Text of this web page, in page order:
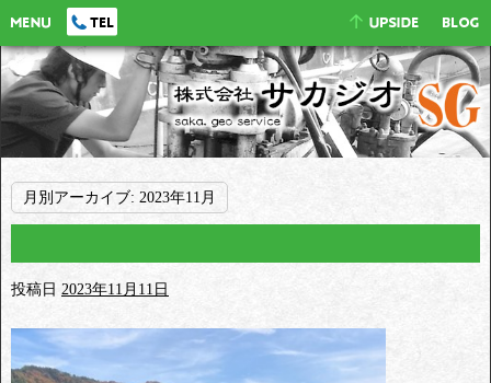
月別アーカイブ: 2023年11月
投稿日 2023年11月11日